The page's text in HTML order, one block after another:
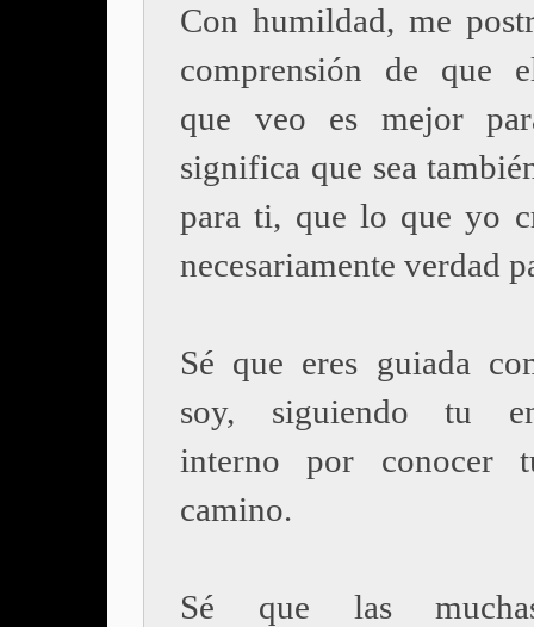
Con humildad, me
comprensión de que
que veo es mejor
significa que sea
para ti, que lo que yo
necesariamente verdad
Sé que eres guiada
soy, siguiendo tu
interno por conocer
camino.
Sé que las